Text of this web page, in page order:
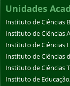
Unidades
Instituto de Ciências
Instituto de Ciências
Instituto de Ciências
Instituto de Ciências
Instituto de Ciências
Instituto de